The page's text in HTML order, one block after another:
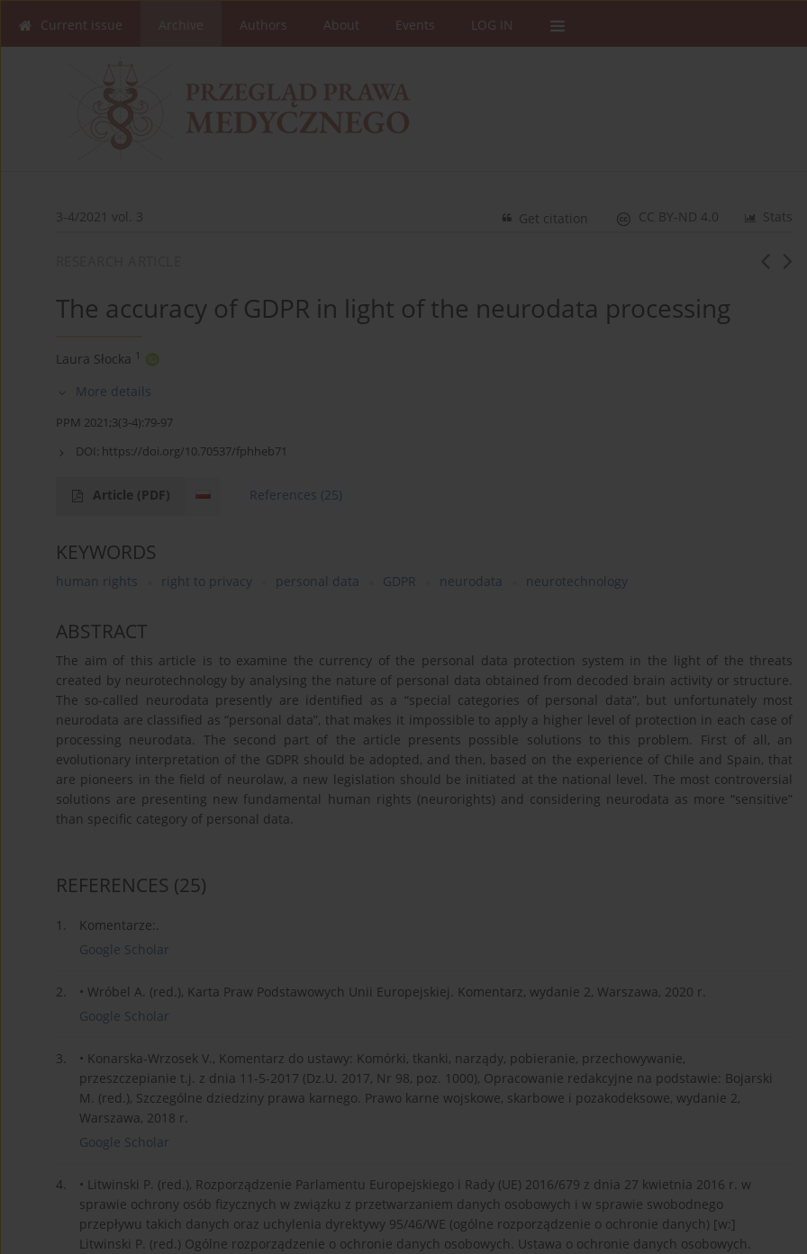
Current issue Authors About Events LOG IN
3-4/2021 vol. 3 Stats
CC BY-ND 4.0
Get citation
The accuracy of GDPR in light of the neurodata processing
Laura Słocka 1
More details
PPM 2021;3(3-4):79-97
DOI: https://doi.org/10.70537/fphheb71
Article (PDF) References (25)
KEYWORDS
human rights right to privacy personal data GDPR neurodata neurotechnology
ABSTRACT
The aim of this article is to examine the currency of the personal data protection system in the light of the threats
created by neurotechnology by analysing the nature of personal data obtained from decoded brain activity or structure.
The so-called neurodata presently are identified as a “special categories of personal data”, but unfortunately most
neurodata are classified as “personal data”, that makes it impossible to apply a higher level of protection in each case of
processing neurodata. The second part of the article presents possible solutions to this problem. First of all, an
evolutionary interpretation of the GDPR should be adopted, and then, based on the experience of Chile and Spain, that
are pioneers in the field of neurolaw, a new legislation should be initiated at the national level. The most controversial
solutions are presenting new fundamental human rights (neurorights) and considering neurodata as more “sensitive”
than specific category of personal data.
REFERENCES (25)
1.
Komentarze:.
Google Scholar
2.
• Wróbel A. (red.), Karta Praw Podstawowych Unii Europejskiej. Komentarz, wydanie 2, Warszawa, 2020 r.
Google Scholar
3.
• Konarska-Wrzosek V., Komentarz do ustawy: Komórki, tkanki, narządy, pobieranie, przechowywanie,
przeszczepianie t.j. z dnia 11-5-2017 (Dz.U. 2017, Nr 98, poz. 1000), Opracowanie redakcyjne na podstawie: Bojarski
M. (red.), Szczególne dziedziny prawa karnego. Prawo karne wojskowe, skarbowe i pozakodeksowe, wydanie 2,
Warszawa, 2018 r.
Google Scholar
4.
• Litwinski P. (red.), Rozporządzenie Parlamentu Europejskiego i Rady (UE) 2016/679 z dnia 27 kwietnia 2016 r. w
sprawie ochrony osób fizycznych w związku z przetwarzaniem danych osobowych i w sprawie swobodnego
przepływu takich danych oraz uchylenia dyrektywy 95/46/WE (ogólne rozporządzenie o ochronie danych) [w:]
Litwinski P. (red.) Ogólne rozporządzenie o ochronie danych osobowych. Ustawa o ochronie danych osobowych.